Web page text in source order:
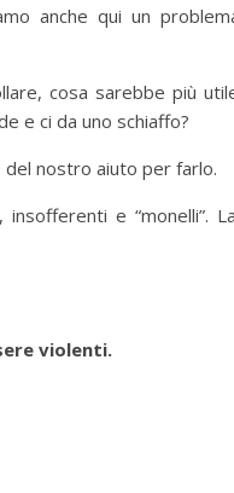
anche qui un
cosa sarebbe più
e ci da uno schiaffo?
del nostro aiuto per farlo.
e “monelli”.
violenti.